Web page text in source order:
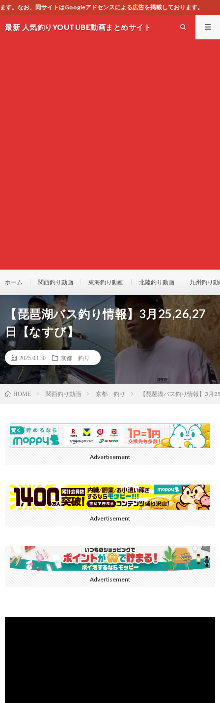
ンスによる広告を掲載しております。
最新 人気釣りYOUTUBE動画まとめサイト
ホーム 関西釣り動画 東海釣り動画 北陸釣り動画 九州釣り
【琵琶湖バス釣り情報】3月25,26,27
日【なすび】
2025.03.30 京都 釣り
HOME 関西釣り動画 京都 釣り 【琵琶湖バス釣り情報】3月
Advertisement
Advertisement
Advertisement